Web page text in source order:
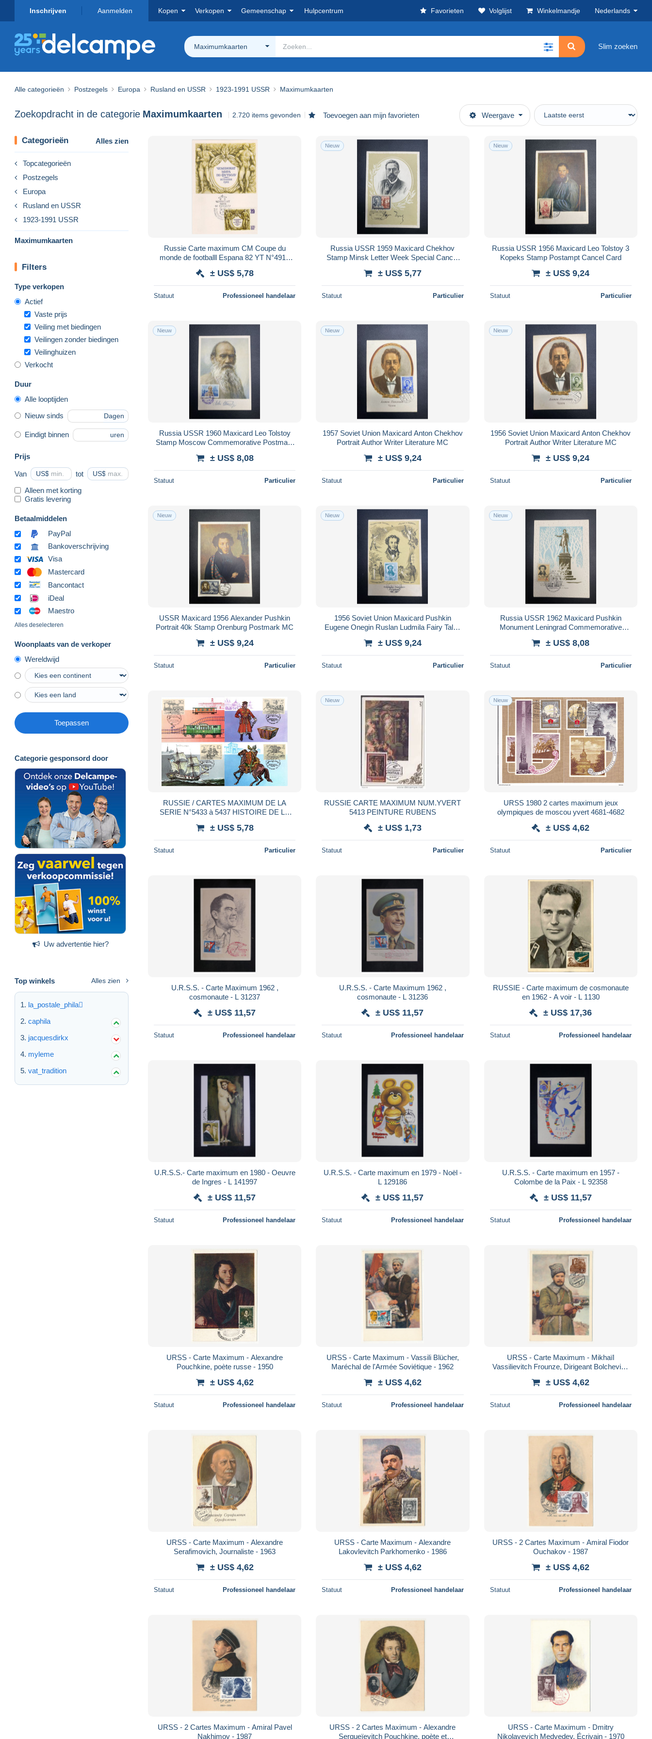
Inschrijven Aanmelden Kopen Verkopen Gemeenschap Hulpcentrum Favorieten Volglijst Winkelmandje Nederlands
Maximumkaarten Slim zoeken
Alle categorieën Postzegels Europa Rusland en USSR 1923-1991 USSR Maximumkaarten
Zoekopdracht in de categorie Maximumkaarten 2.720 items gevonden Toevoegen aan mijn favorieten Weergave
Categorieën Alles zien
Topcategorieën
Postzegels
Europa
Rusland en USSR
1923-1991 USSR
Maximumkaarten
Filters
Type verkopen
Actief
Vaste prijs
Veiling met biedingen
Veilingen zonder biedingen
Veilinghuizen
Verkocht
Duur
Alle looptijden
Nieuw sinds Dagen
Eindigt binnen uren
Prijs
Van US$ tot US$
Alleen met korting
Gratis levering
Betaalmiddelen
PayPal
Bankoverschrijving
Visa
Mastercard
Bancontact
iDeal
Maestro
Alles deselecteren
Woonplaats van de verkoper
Wereldwijd
Toepassen
Categorie gesponsord door
Uw advertentie hier?
Top winkels Alles zien
la_postale_phila
caphila
jacquesdirkx
myleme
vat_tradition
Russie Carte maximum CM Coupe du
monde de footballl Espana 82 YT N°4912
± US$ 5,78
Statuut Professioneel handelaar
Nieuw
Russia USSR 1959 Maxicard Chekhov
Stamp Minsk Letter Week Special Cancel
± US$ 5,77
Statuut Particulier
Nieuw
Russia USSR 1956 Maxicard Leo Tolstoy 3
Kopeks Stamp Postampt Cancel Card
± US$ 9,24
Statuut Particulier
Nieuw
Russia USSR 1960 Maxicard Leo Tolstoy
Stamp Moscow Commemorative Postmark
± US$ 8,08
Statuut Particulier
Nieuw
1957 Soviet Union Maxicard Anton Chekhov
Portrait Author Writer Literature MC
± US$ 9,24
Statuut Particulier
Nieuw
1956 Soviet Union Maxicard Anton Chekhov
Portrait Author Writer Literature MC
± US$ 9,24
Statuut Particulier
Nieuw
USSR Maxicard 1956 Alexander Pushkin
Portrait 40k Stamp Orenburg Postmark MC
± US$ 9,24
Statuut Particulier
Nieuw
1956 Soviet Union Maxicard Pushkin
Eugene Onegin Ruslan Ludmila Fairy Tales
± US$ 9,24
Statuut Particulier
Nieuw
Russia USSR 1962 Maxicard Pushkin
Monument Leningrad Commemorative
± US$ 8,08
Statuut Particulier
RUSSIE / CARTES MAXIMUM DE LA
SERIE N°5433 à 5437 HISTOIRE DE LA
± US$ 5,78
Statuut Particulier
Nieuw
RUSSIE CARTE MAXIMUM NUM.YVERT
5413 PEINTURE RUBENS
± US$ 1,73
Statuut Particulier
Nieuw
URSS 1980 2 cartes maximum jeux
olympiques de moscou yvert 4681-4682
± US$ 4,62
Statuut Particulier
U.R.S.S. - Carte Maximum 1962 ,
cosmonaute - L 31237
± US$ 11,57
Statuut Professioneel handelaar
U.R.S.S. - Carte Maximum 1962 ,
cosmonaute - L 31236
± US$ 11,57
Statuut Professioneel handelaar
RUSSIE - Carte maximum de cosmonaute
en 1962 - A voir - L 1130
± US$ 17,36
Statuut Professioneel handelaar
U.R.S.S.- Carte maximum en 1980 - Oeuvre
de Ingres - L 141997
± US$ 11,57
Statuut Professioneel handelaar
U.R.S.S. - Carte maximum en 1979 - Noël -
L 129186
± US$ 11,57
Statuut Professioneel handelaar
U.R.S.S. - Carte maximum en 1957 -
Colombe de la Paix - L 92358
± US$ 11,57
Statuut Professioneel handelaar
URSS - Carte Maximum - Alexandre
Pouchkine, poète russe - 1950
± US$ 4,62
Statuut Professioneel handelaar
URSS - Carte Maximum - Vassili Blücher,
Maréchal de l'Armée Soviétique - 1962
± US$ 4,62
Statuut Professioneel handelaar
URSS - Carte Maximum - Mikhaïl
Vassilievitch Frounze, Dirigeant Bolchevik -
± US$ 4,62
Statuut Professioneel handelaar
URSS - Carte Maximum - Alexandre
Serafimovich, Journaliste - 1963
± US$ 4,62
Statuut Professioneel handelaar
URSS - Carte Maximum - Alexandre
Lakovlevitch Parkhomenko - 1986
± US$ 4,62
Statuut Professioneel handelaar
URSS - 2 Cartes Maximum - Amiral Fiodor
Ouchakov - 1987
± US$ 4,62
Statuut Professioneel handelaar
URSS - 2 Cartes Maximum - Amiral Pavel
Nakhimov - 1987
URSS - 2 Cartes Maximum - Alexandre
Sergueïevitch Pouchkine, poète et
URSS - Carte Maximum - Dmitry
Nikolayevich Medvedev, Écrivain - 1970